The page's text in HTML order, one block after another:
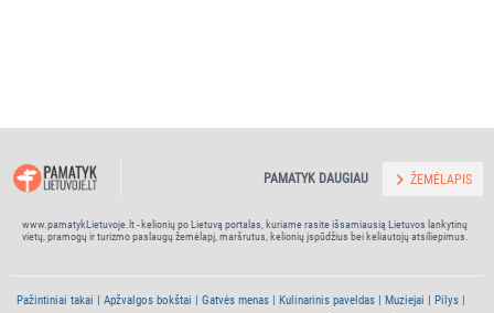
www.pamatykLietuvoje.lt - kelionių po Lietuvą portalas, kuriame rasite išsamiausią Lietuvos lankytinų
vietų, pramogų ir turizmo paslaugų žemėlapį, maršrutus, kelionių įspūdžius bei keliautojų atsiliepimus.
PAMATYK DAUGIAU ŽEMĖLAPIS
Pažintiniai takai Apžvalgos bokštai Gatvės menas Kulinarinis paveldas Muziejai
Pilys